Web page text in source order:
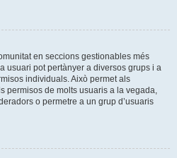
en seccions gestionables més
usuari pot pertànyer a diversos grups i a
individuals. Això permet als
permisos de molts usuaris a la vegada,
o permetre a un grup d’usuaris